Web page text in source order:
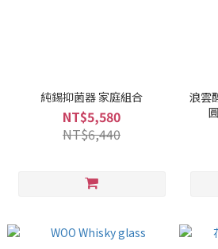
純錫抑菌器 家庭組合
NT$5,580
NT$6,440
浪雲